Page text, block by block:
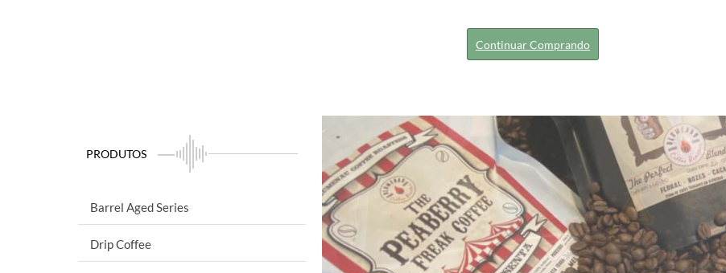
Continuar Comprando
PRODUTOS
Barrel Aged Series
Drip Coffee